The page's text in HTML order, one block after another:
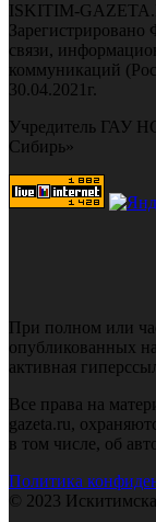
ISKITIM-
Зарегистрировано
связи,
коммуникаций
30.04.2021г.
Учредитель ГАУ
Сибирь»
При полном или
опубликованных
активная
Все права на
gazeta.ru,
в том числе, об
Политика
© 2023